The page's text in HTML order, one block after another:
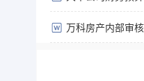
万科房产内部审